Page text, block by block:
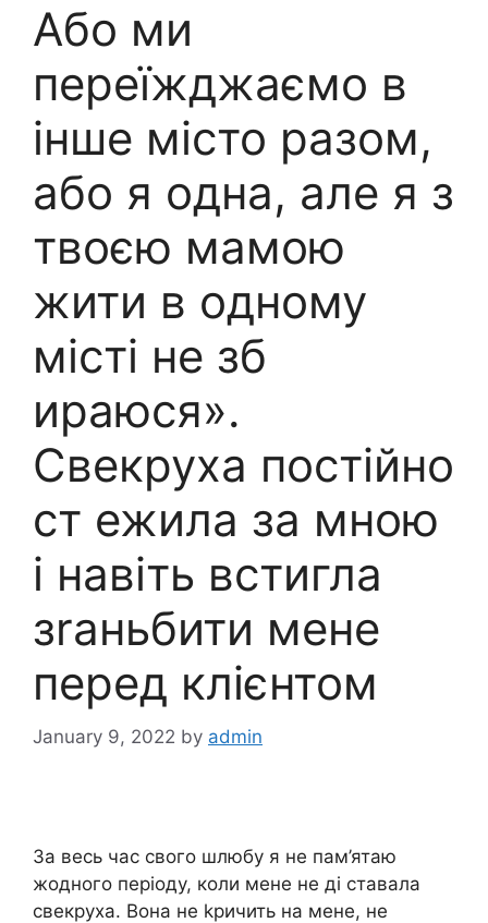
Або ми
переїжджаємо в
інше місто разом,
або я одна, але я з
твоєю мамою
жити в одному
місті не зб
ираюся».
Свекруха постійно
ст ежила за мною
і навіть встигла
зrаньбити мене
перед клієнтом
January 9, 2022 by admin
За весь час свого шлюбу я не пам’ятаю
жодного періоду, коли мене не ді ставала
свекруха. Вона не kричить на мене, не